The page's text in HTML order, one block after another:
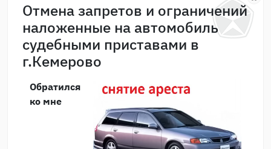
Отмена запретов и ограничений
наложенные на автомобиль
судебными приставами в
г.Кемерово
Обратился
ко мне